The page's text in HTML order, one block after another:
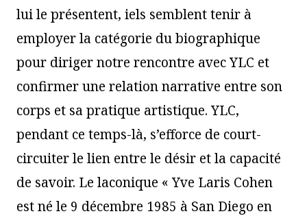
lui le présentent, iels semblent tenir à
employer la catégorie du biographique
pour diriger notre rencontre avec YLC et
confirmer une relation narrative entre son
corps et sa pratique artistique. YLC,
pendant ce temps-là, s’efforce de court-
circuiter le lien entre le désir et la capacité
de savoir. Le laconique « Yve Laris Cohen
est né le 9 décembre 1985 à San Diego en